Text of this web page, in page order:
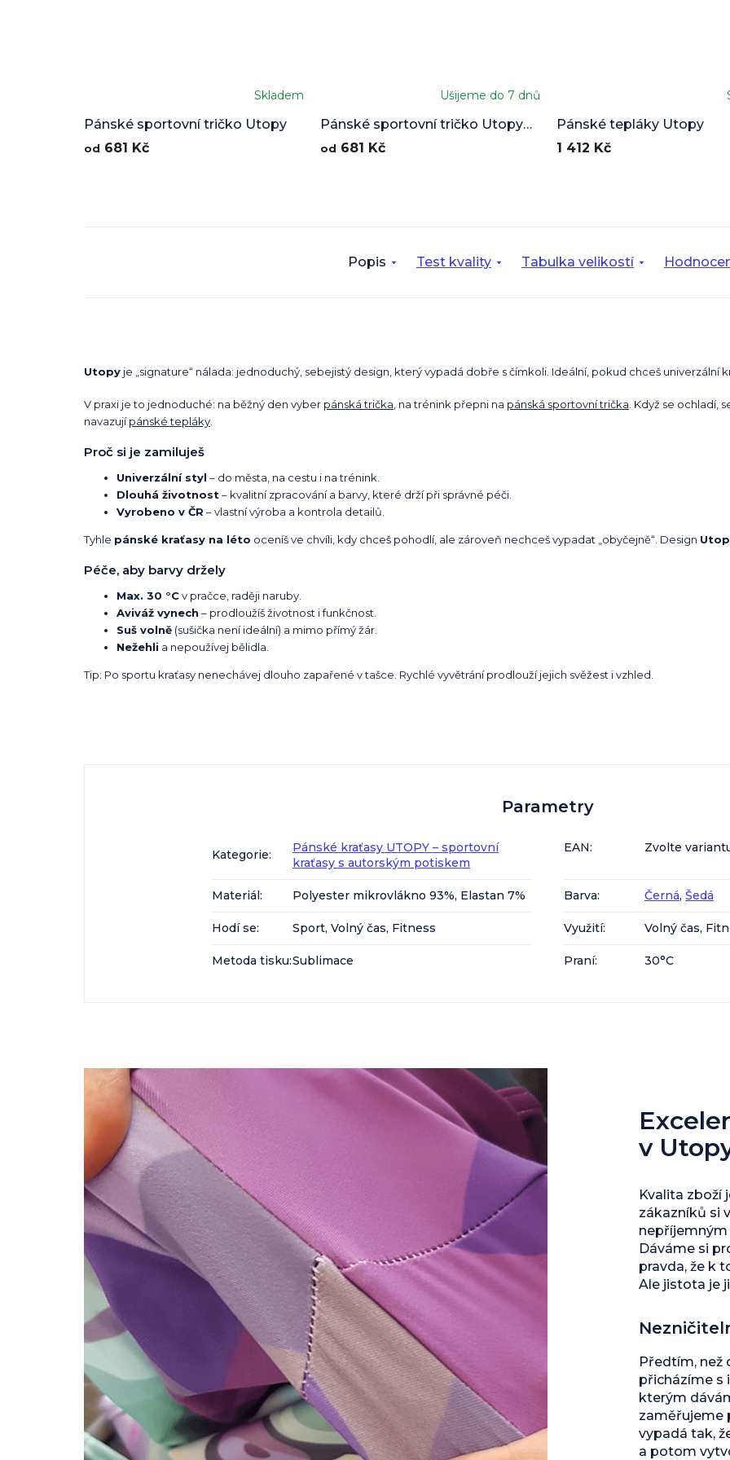
Pánské sportovní tričko Utopy
hodnocení
je
Skladem
od 681 Kč
Pánské sportovní tričko Utopy
v2
Ušijeme do 7 dnů
od 681 Kč
Pánské tepláky Utopy
1 412 Kč
Popis Test kvality Tabulka velikostí
Utopy je „signature“ nálada: jednoduchý, sebejistý design, který vypadá dobře s čímkoli. Ideální, pokud chceš univerzální
V praxi je to jednoduché: na běžný den vyber pánská trička , na trénink přepni na pánská sportovní trička . Když se ochladí,
navazujípánské tepláky
Proč si je zamiluješ
Univerzální styl – do města, na cestu i na trénink.
Dlouhá životnost– kvalitní zpracování a barvy, které drží při správné péči.
Vyrobeno v ČR – vlastní výroba a kontrola detailů.
Tyhle pánské kraťasy na léto oceníš ve chvíli, kdy chceš pohodlí, ale zároveň nechceš vypadat „obyčejně“. Design
Péče, aby barvy držely
Max. 30 °Cv pračce, raději naruby.
Aviváž vynech – prodloužíš životnost i funkčnost.
Suš volně (sušička není ideální) a mimo přímý žár.
Nežehli a nepoužívej bělidla.
Tip: Po sportu kraťasy nenechávej dlouho zapařené v tašce. Rychlé vyvětrání prodlouží jejich svěžest i vzhled.
Parametry
Kategorie:
Pánské kraťasy UTOPY – sportovní
kraťasy s autorským potiskem
EAN: Zvolte
Materiál: Polyester mikrovlákno 93%, Elastan 7% Barva: Černá, Šedá
Hodí se: Sport, Volný čas, Fitness Využití: Volný čas,
Metoda tisku:Sublimace Praní: 30°C
v
Kvalita zboží
zákazníků si
Dáváme si
pravda, že k
Ale jistota je
Předtím, než
přicházíme s
kterým
zaměřujeme
vypadá tak,
a potom